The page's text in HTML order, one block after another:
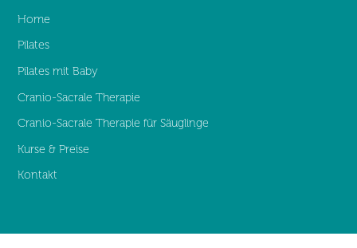
Home
Pilates
Pilates mit Baby
Cranio-Sacrale Therapie
Cranio-Sacrale Therapie für Säuglinge
Kurse & Preise
Kontakt